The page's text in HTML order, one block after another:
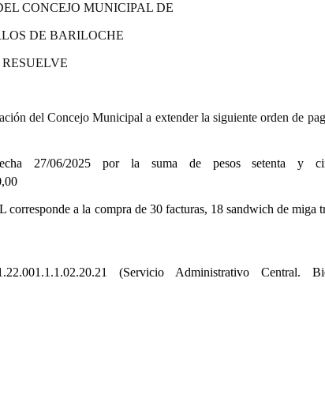
CONCEJO MUNICIPAL DE
DE BARILOCHE
RESUELVE
del Concejo Municipal a extender la siguiente orden de
27/06/2025 por la suma de pesos setenta y
a la compra de 30 facturas, 18 sandwich de miga
(Servicio Administrativo Central.